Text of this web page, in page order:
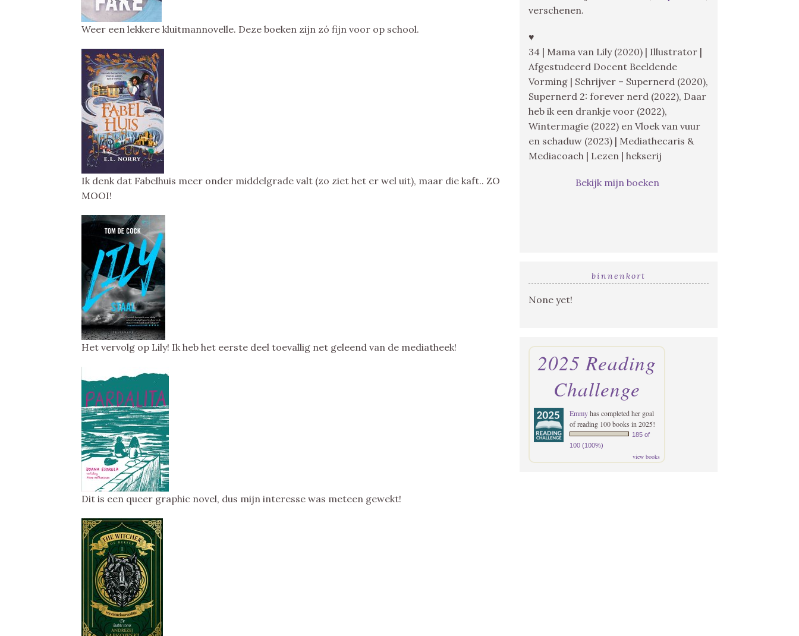
Weer een lekkere kluitmannovelle. Deze boeken zijn zó fijn voor op school.
Ik denk dat Fabelhuis meer onder middelgrade valt (zo ziet het er wel uit), maar die kaft.. ZO
MOOI!
Het vervolg op Lily! Ik heb het eerste deel toevallig net geleend van de mediatheek!
Dit is een queer graphic novel, dus mijn interesse was meteen gewekt!
verschenen.
♥
34 | Mama van Lily (2020) | Illustrator |
Afgestudeerd Docent Beeldende
Vorming | Schrijver – Supernerd (2020),
Supernerd 2: forever nerd (2022), Daar
heb ik een drankje voor (2022),
Wintermagie (2022) en Vloek van vuur
en schaduw (2023) | Mediathecaris &
Mediacoach | Lezen | hekserij
Bekijk mijn boeken
binnenkort
None yet!
2025 Reading
Challenge
Emmyhas completed her goal
of reading 100 books in 2025!
185 of
100 (100%)
view books